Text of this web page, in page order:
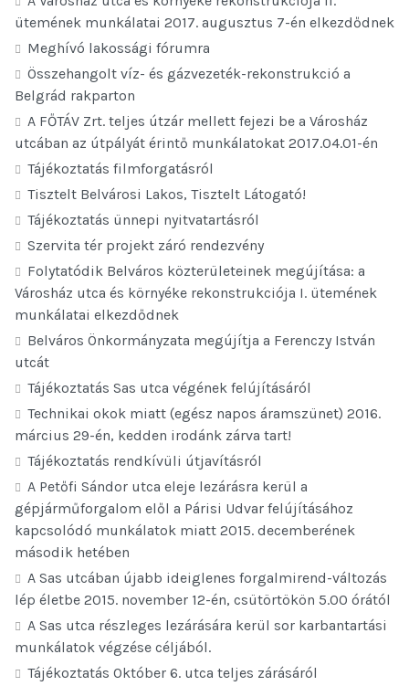
ütemének munkálatai 2017. augusztus 7-én elkezdődnek
Meghívó lakossági fórumra
Összehangolt víz- és gázvezeték-rekonstrukció a
Belgrád rakparton
A FŐTÁV Zrt. teljes útzár mellett fejezi be a Városház
utcában az útpályát érintő munkálatokat 2017.04.01-én
Tájékoztatás filmforgatásról
Tisztelt Belvárosi Lakos, Tisztelt Látogató!
Tájékoztatás ünnepi nyitvatartásról
Szervita tér projekt záró rendezvény
Folytatódik Belváros közterületeinek megújítása: a
Városház utca és környéke rekonstrukciója I. ütemének
munkálatai elkezdődnek
Belváros Önkormányzata megújítja a Ferenczy István
utcát
Tájékoztatás Sas utca végének felújításáról
Technikai okok miatt (egész napos áramszünet) 2016.
március 29-én, kedden irodánk zárva tart!
Tájékoztatás rendkívüli útjavításról
A Petőfi Sándor utca eleje lezárásra kerül a
gépjárműforgalom elől a Párisi Udvar felújításához
kapcsolódó munkálatok miatt 2015. decemberének
második hetében
A Sas utcában újabb ideiglenes forgalmirend-változás
lép életbe 2015. november 12-én, csütörtökön 5.00 órától
A Sas utca részleges lezárására kerül sor karbantartási
munkálatok végzése céljából.
Tájékoztatás Október 6. utca teljes zárásáról